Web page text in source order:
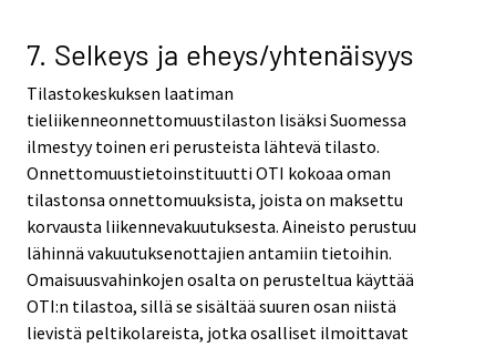
7. Selkeys ja eheys/yhtenäisyys
Tilastokeskuksen laatiman
tieliikenneonnettomuustilaston lisäksi Suomessa
ilmestyy toinen eri perusteista lähtevä tilasto.
Onnettomuustietoinstituutti OTI kokoaa oman
tilastonsa onnettomuuksista, joista on maksettu
korvausta liikennevakuutuksesta. Aineisto perustuu
lähinnä vakuutuksenottajien antamiin tietoihin.
Omaisuusvahinkojen osalta on perusteltua käyttää
OTI:n tilastoa, sillä se sisältää suuren osan niistä
lievistä peltikolareista, jotka osalliset ilmoittavat